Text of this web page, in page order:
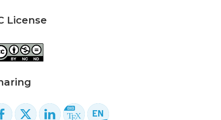
License